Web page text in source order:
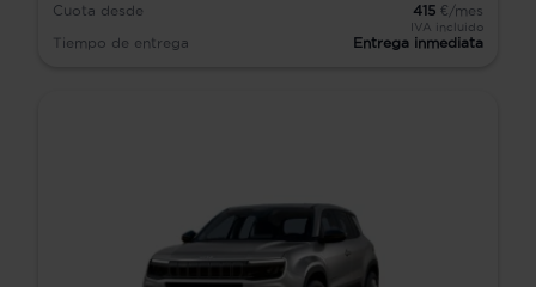
Cuota desde
415 €/mes
IVA incluido
Tiempo de entrega Entrega inmediata